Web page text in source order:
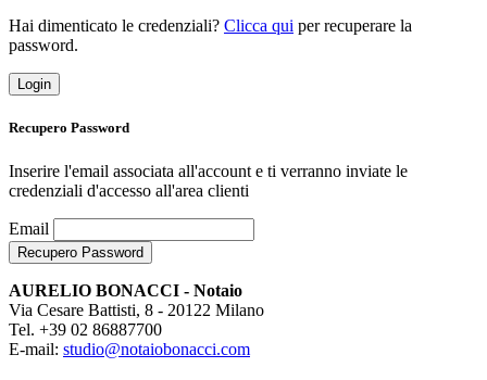
Hai dimenticato le credenziali? Clicca qui per recuperare la
password.
Login
Recupero Password
Inserire l'email associata all'account e ti verranno inviate le
credenziali d'accesso all'area clienti
Loading...
Email
Recupero Password
AURELIO BONACCI - Notaio
Via Cesare Battisti, 8 - 20122 Milano
Tel. +39 02 86887700
E-mail: studio@notaiobonacci.com